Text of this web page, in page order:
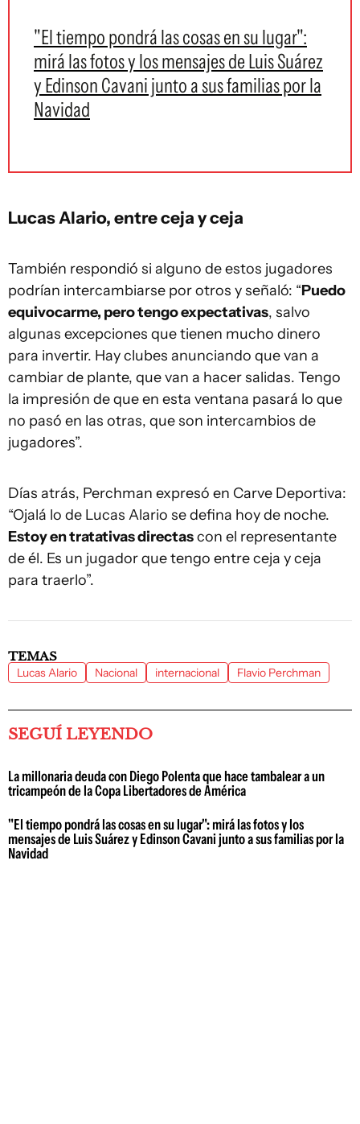
"El tiempo pondrá las cosas en su lugar":
mirá las fotos y los mensajes de Luis Suárez
y Edinson Cavani junto a sus familias por la
Navidad
Lucas Alario, entre ceja y ceja
También respondió si alguno de estos jugadores
podrían intercambiarse por otros y señaló: “Puedo
equivocarme, pero tengo expectativas, salvo
algunas excepciones que tienen mucho dinero
para invertir. Hay clubes anunciando que van a
cambiar de plante, que van a hacer salidas. Tengo
la impresión de que en esta ventana pasará lo que
no pasó en las otras, que son intercambios de
jugadores”.
Días atrás, Perchman expresó en Carve Deportiva:
“Ojalá lo de Lucas Alario se defina hoy de noche.
Estoy en tratativas directascon el representante
de él. Es un jugador que tengo entre ceja y ceja
para traerlo”.
TEMAS
Lucas Alario Nacional internacional Flavio Perchman
SEGUÍ LEYENDO
La millonaria deuda con Diego Polenta que hace tambalear a un
tricampeón de la Copa Libertadores de América
"El tiempo pondrá las cosas en su lugar": mirá las fotos y los
mensajes de Luis Suárez y Edinson Cavani junto a sus familias por la
Navidad